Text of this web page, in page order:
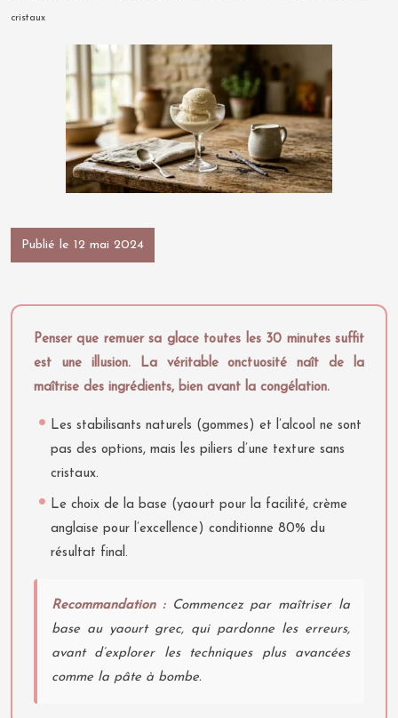
cristaux
Publié le 12 mai 2024
Penser que remuer sa glace toutes les 30 minutes suffit
est une illusion. La véritable onctuosité naît de la
maîtrise des ingrédients, bien avant la congélation.
Les stabilisants naturels (gommes) et l’alcool ne sont
pas des options, mais les piliers d’une texture sans
cristaux.
Le choix de la base (yaourt pour la facilité, crème
anglaise pour l’excellence) conditionne 80% du
résultat final.
Recommandation :Commencez par maîtriser la
base au yaourt grec, qui pardonne les erreurs,
avant d’explorer les techniques plus avancées
comme la pâte à bombe.